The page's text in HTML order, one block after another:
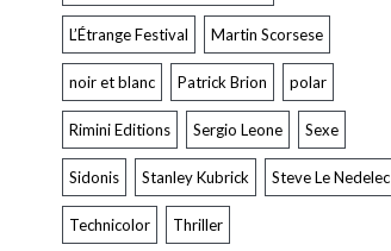
L’Étrange Festival Martin Scorsese
noir et blanc Patrick Brion polar
Rimini Editions Sergio Leone Sexe
Sidonis Stanley Kubrick Steve Le Nedelec
Technicolor Thriller